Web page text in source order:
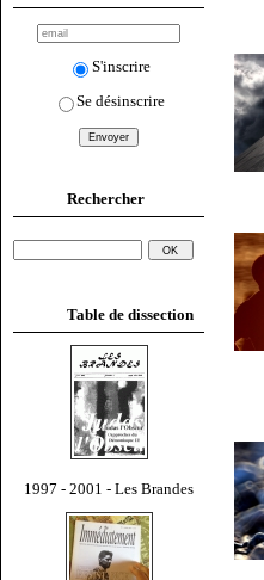
S'inscrire
Se désinscrire
Rechercher
Table de dissection
1997 - 2001 - Les Brandes